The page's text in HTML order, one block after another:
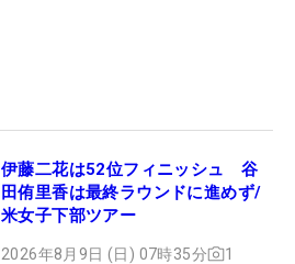
伊藤二花は52位フィニッシュ 谷
田侑里香は最終ラウンドに進めず/
米女子下部ツアー
2026年8月9日 (日) 07時35分 1